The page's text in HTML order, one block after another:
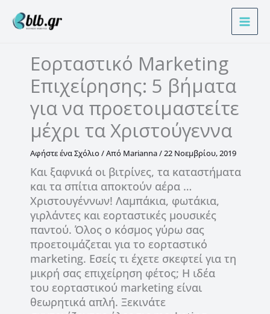
στο
Εορταστικό Marketing
Επιχείρησης: 5 βήματα
για να προετοιμαστείτε
μέχρι τα Χριστούγεννα
Αφήστε ένα Σχόλιο/ Από Marianna/22 Νοεμβρίου, 2019
Και ξαφνικά οι βιτρίνες, τα καταστήματα
και τα σπίτια αποκτούν αέρα …
Χριστουγέννων! Λαμπάκια, φωτάκια,
γιρλάντες και εορταστικές μουσικές
παντού. Όλος ο κόσμος γύρω σας
προετοιμάζεται για το εορταστικό
marketing. Εσείς τι έχετε σκεφτεί για τη
μικρή σας επιχείρηση φέτος; Η ιδέα
του εορταστικού marketing είναι
θεωρητικά απλή. Ξεκινάτε
ν